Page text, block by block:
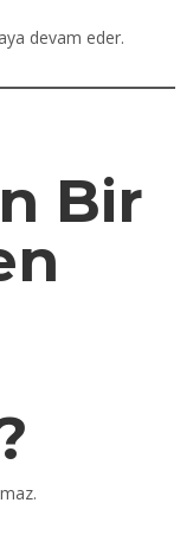
devam eder.
Bir